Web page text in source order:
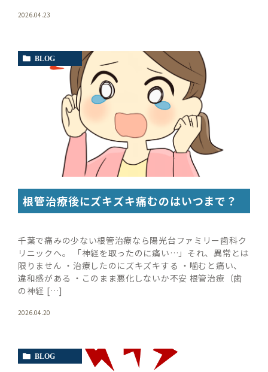
2026.04.23
BLOG
根管治療後にズキズキ痛むのはいつまで？
千葉で痛みの少ない根管治療なら陽光台ファミリー歯科ク
リニックへ。 「神経を取ったのに痛い…」それ、異常とは
限りません ・治療したのにズキズキする ・噛むと痛い、
違和感がある ・このまま悪化しないか不安 根管治療（歯
の神経 […]
2026.04.20
BLOG